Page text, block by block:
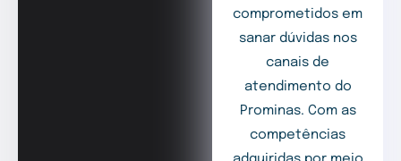
comprometidos em
sanar dúvidas nos
canais de
atendimento do
Prominas. Com as
competências